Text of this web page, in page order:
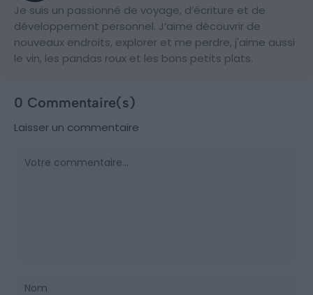
Je suis un passionné de voyage, d’écriture et de
développement personnel. J’aime découvrir de
nouveaux endroits, explorer et me perdre, j'aime aussi
le vin, les pandas roux et les bons petits plats.
0 Commentaire(s)
Laisser un commentaire